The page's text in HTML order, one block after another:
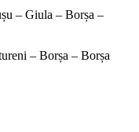
– Giula – Borșa –
– Borșa – Borșa